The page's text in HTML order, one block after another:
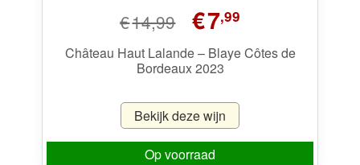
€14,99
Oorspronkelijke
prijs
was:
€14,99.
€7,99Huidige
is:
Château Haut Lalande – Blaye Côtes de
Bordeaux 2023
Bekijk deze wijn
Op voorraad